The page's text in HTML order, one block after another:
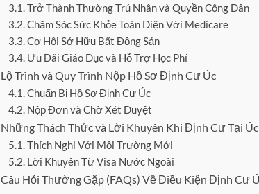
Trở Thành Thường Trú Nhân và Quyền Công Dân
Chăm Sóc Sức Khỏe Toàn Diện Với Medicare
Cơ Hội Sở Hữu Bất Động Sản
Ưu Đãi Giáo Dục và Hỗ Trợ Học Phí
Lộ Trình và Quy Trình Nộp Hồ Sơ Định Cư Úc
Chuẩn Bị Hồ Sơ Định Cư Úc
Nộp Đơn và Chờ Xét Duyệt
Những Thách Thức và Lời Khuyên Khi Định Cư Tại Úc
Thích Nghi Với Môi Trường Mới
Lời Khuyên Từ Visa Nước Ngoài
Câu Hỏi Thường Gặp (FAQs) Về Điều Kiện Định Cư